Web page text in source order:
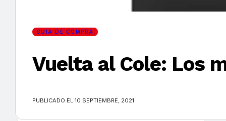
Encuentra tu noticia
GUÍA DE COMPRA
Vuelta al Cole: Los
PUBLICADO EL 10 SEPTIEMBRE, 2021